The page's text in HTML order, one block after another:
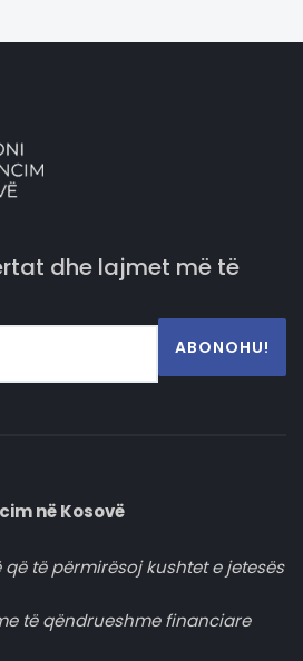
dhe lajmet më të
ABONOHU!
në Kosovë
që të përmirësoj kushtet e jetesës
të qëndrueshme financiare